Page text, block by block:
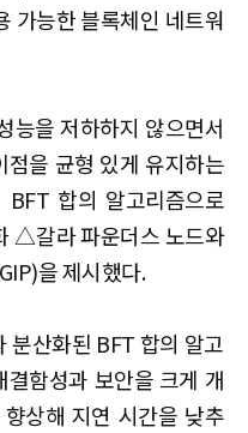
가능한 블록체인 네트워
능을 저하하지 않으면서
을 균형 있게 유지하는
합의 알고리즘으로
△갈라 파운더스 노드와
을 제시했다.
분산화된 BFT 합의 알고
함성과 보안을 크게 개
상해 지연 시간을 낮추